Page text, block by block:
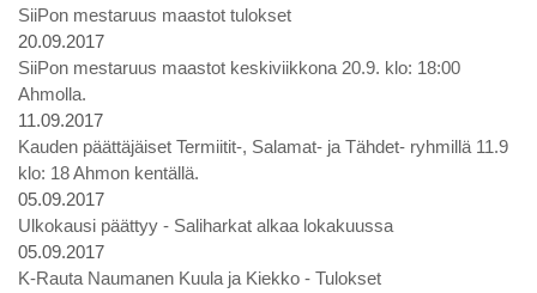
SiiPon mestaruus maastot tulokset
20.09.2017
SiiPon mestaruus maastot keskiviikkona 20.9. klo: 18:00
Ahmolla.
11.09.2017
Kauden päättäjäiset Termiitit-, Salamat- ja Tähdet- ryhmillä 11.9
klo: 18 Ahmon kentällä.
05.09.2017
Ulkokausi päättyy - Saliharkat alkaa lokakuussa
05.09.2017
K-Rauta Naumanen Kuula ja Kiekko - Tulokset